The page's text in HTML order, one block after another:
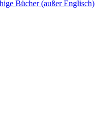
Bücher (außer Englisch)